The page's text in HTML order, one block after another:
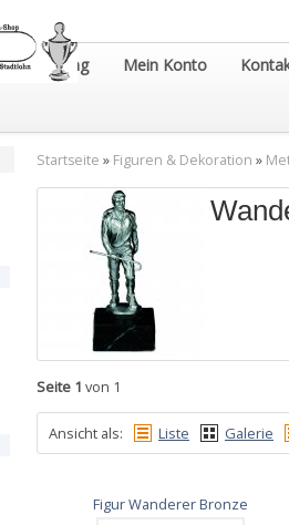
Gosling Mein Konto
Startseite » Figuren & Dekoration »
Seite 1 von 1
Ansicht als: Liste Galerie
Figur Wanderer Bronze